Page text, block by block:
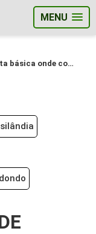
MENU
Cesta básica onde comprar Grajaú